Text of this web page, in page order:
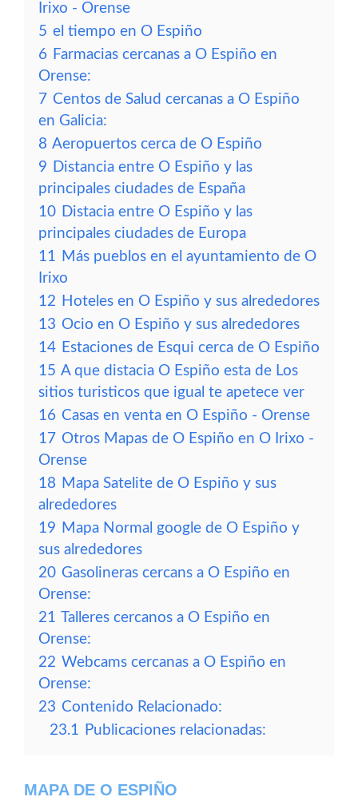
Irixo - Orense
5 el tiempo en O Espiño
6 Farmacias cercanas a O Espiño en
Orense:
7 Centos de Salud cercanas a O Espiño
en Galicia:
8 Aeropuertos cerca de O Espiño
9 Distancia entre O Espiño y las
principales ciudades de España
10 Distacia entre O Espiño y las
principales ciudades de Europa
11 Más pueblos en el ayuntamiento de O
Irixo
12 Hoteles en O Espiño y sus alrededores
13 Ocio en O Espiño y sus alrededores
14 Estaciones de Esqui cerca de O Espiño
15 A que distacia O Espiño esta de Los
sitios turisticos que igual te apetece ver
16 Casas en venta en O Espiño - Orense
17 Otros Mapas de O Espiño en O Irixo -
Orense
18 Mapa Satelite de O Espiño y sus
alrededores
19 Mapa Normal google de O Espiño y
sus alrededores
20 Gasolineras cercans a O Espiño en
Orense:
21 Talleres cercanos a O Espiño en
Orense:
22 Webcams cercanas a O Espiño en
Orense:
23 Contenido Relacionado:
23.1 Publicaciones relacionadas:
MAPA DE O ESPIÑO